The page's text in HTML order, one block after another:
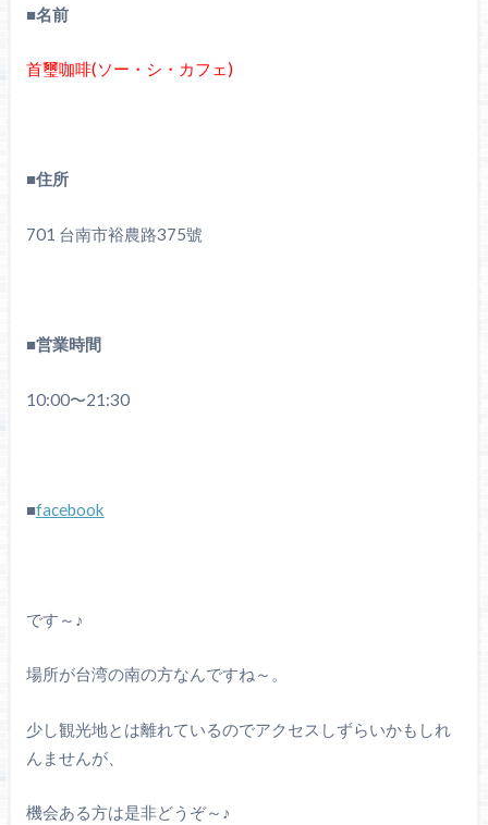
■名前
首璽咖啡(ソー・シ・カフェ)
■住所
701 台南市裕農路375號
■営業時間
10:00〜21:30
■facebook
です～♪
場所が台湾の南の方なんですね～。
少し観光地とは離れているのでアクセスしずらいかもしれ
んませんが、
機会ある方は是非どうぞ～♪